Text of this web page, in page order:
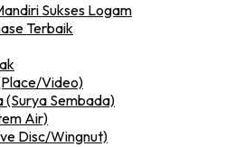
Sukses Logam
Terbaik
Video)
(Surya Sembada)
Air)
Disc/Wingnut)